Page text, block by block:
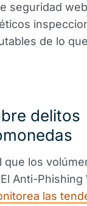
seguridad
de lo
delitos
que los
Anti-Phishing
las